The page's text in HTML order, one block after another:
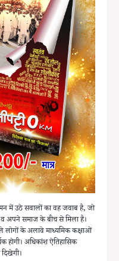
में उठे सवालों का वह जवाब है, जो
अपने समाज के बीच से मिला है।
लोगों के अलावे माध्यमिक कक्षाओं
होगी। अधिकांश ऐतिहासिक